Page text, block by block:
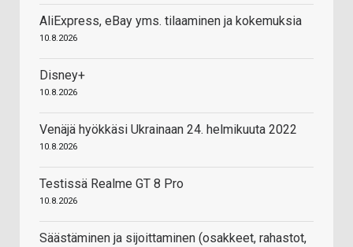
AliExpress, eBay yms. tilaaminen ja kokemuksia
10.8.2026
Disney+
10.8.2026
Venäjä hyökkäsi Ukrainaan 24. helmikuuta 2022
10.8.2026
Testissä Realme GT 8 Pro
10.8.2026
Säästäminen ja sijoittaminen (osakkeet, rahastot,